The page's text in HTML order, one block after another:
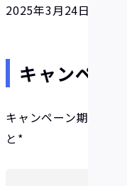
2025年3月24日（月
キャンペー
キャンペーン期間中
と*